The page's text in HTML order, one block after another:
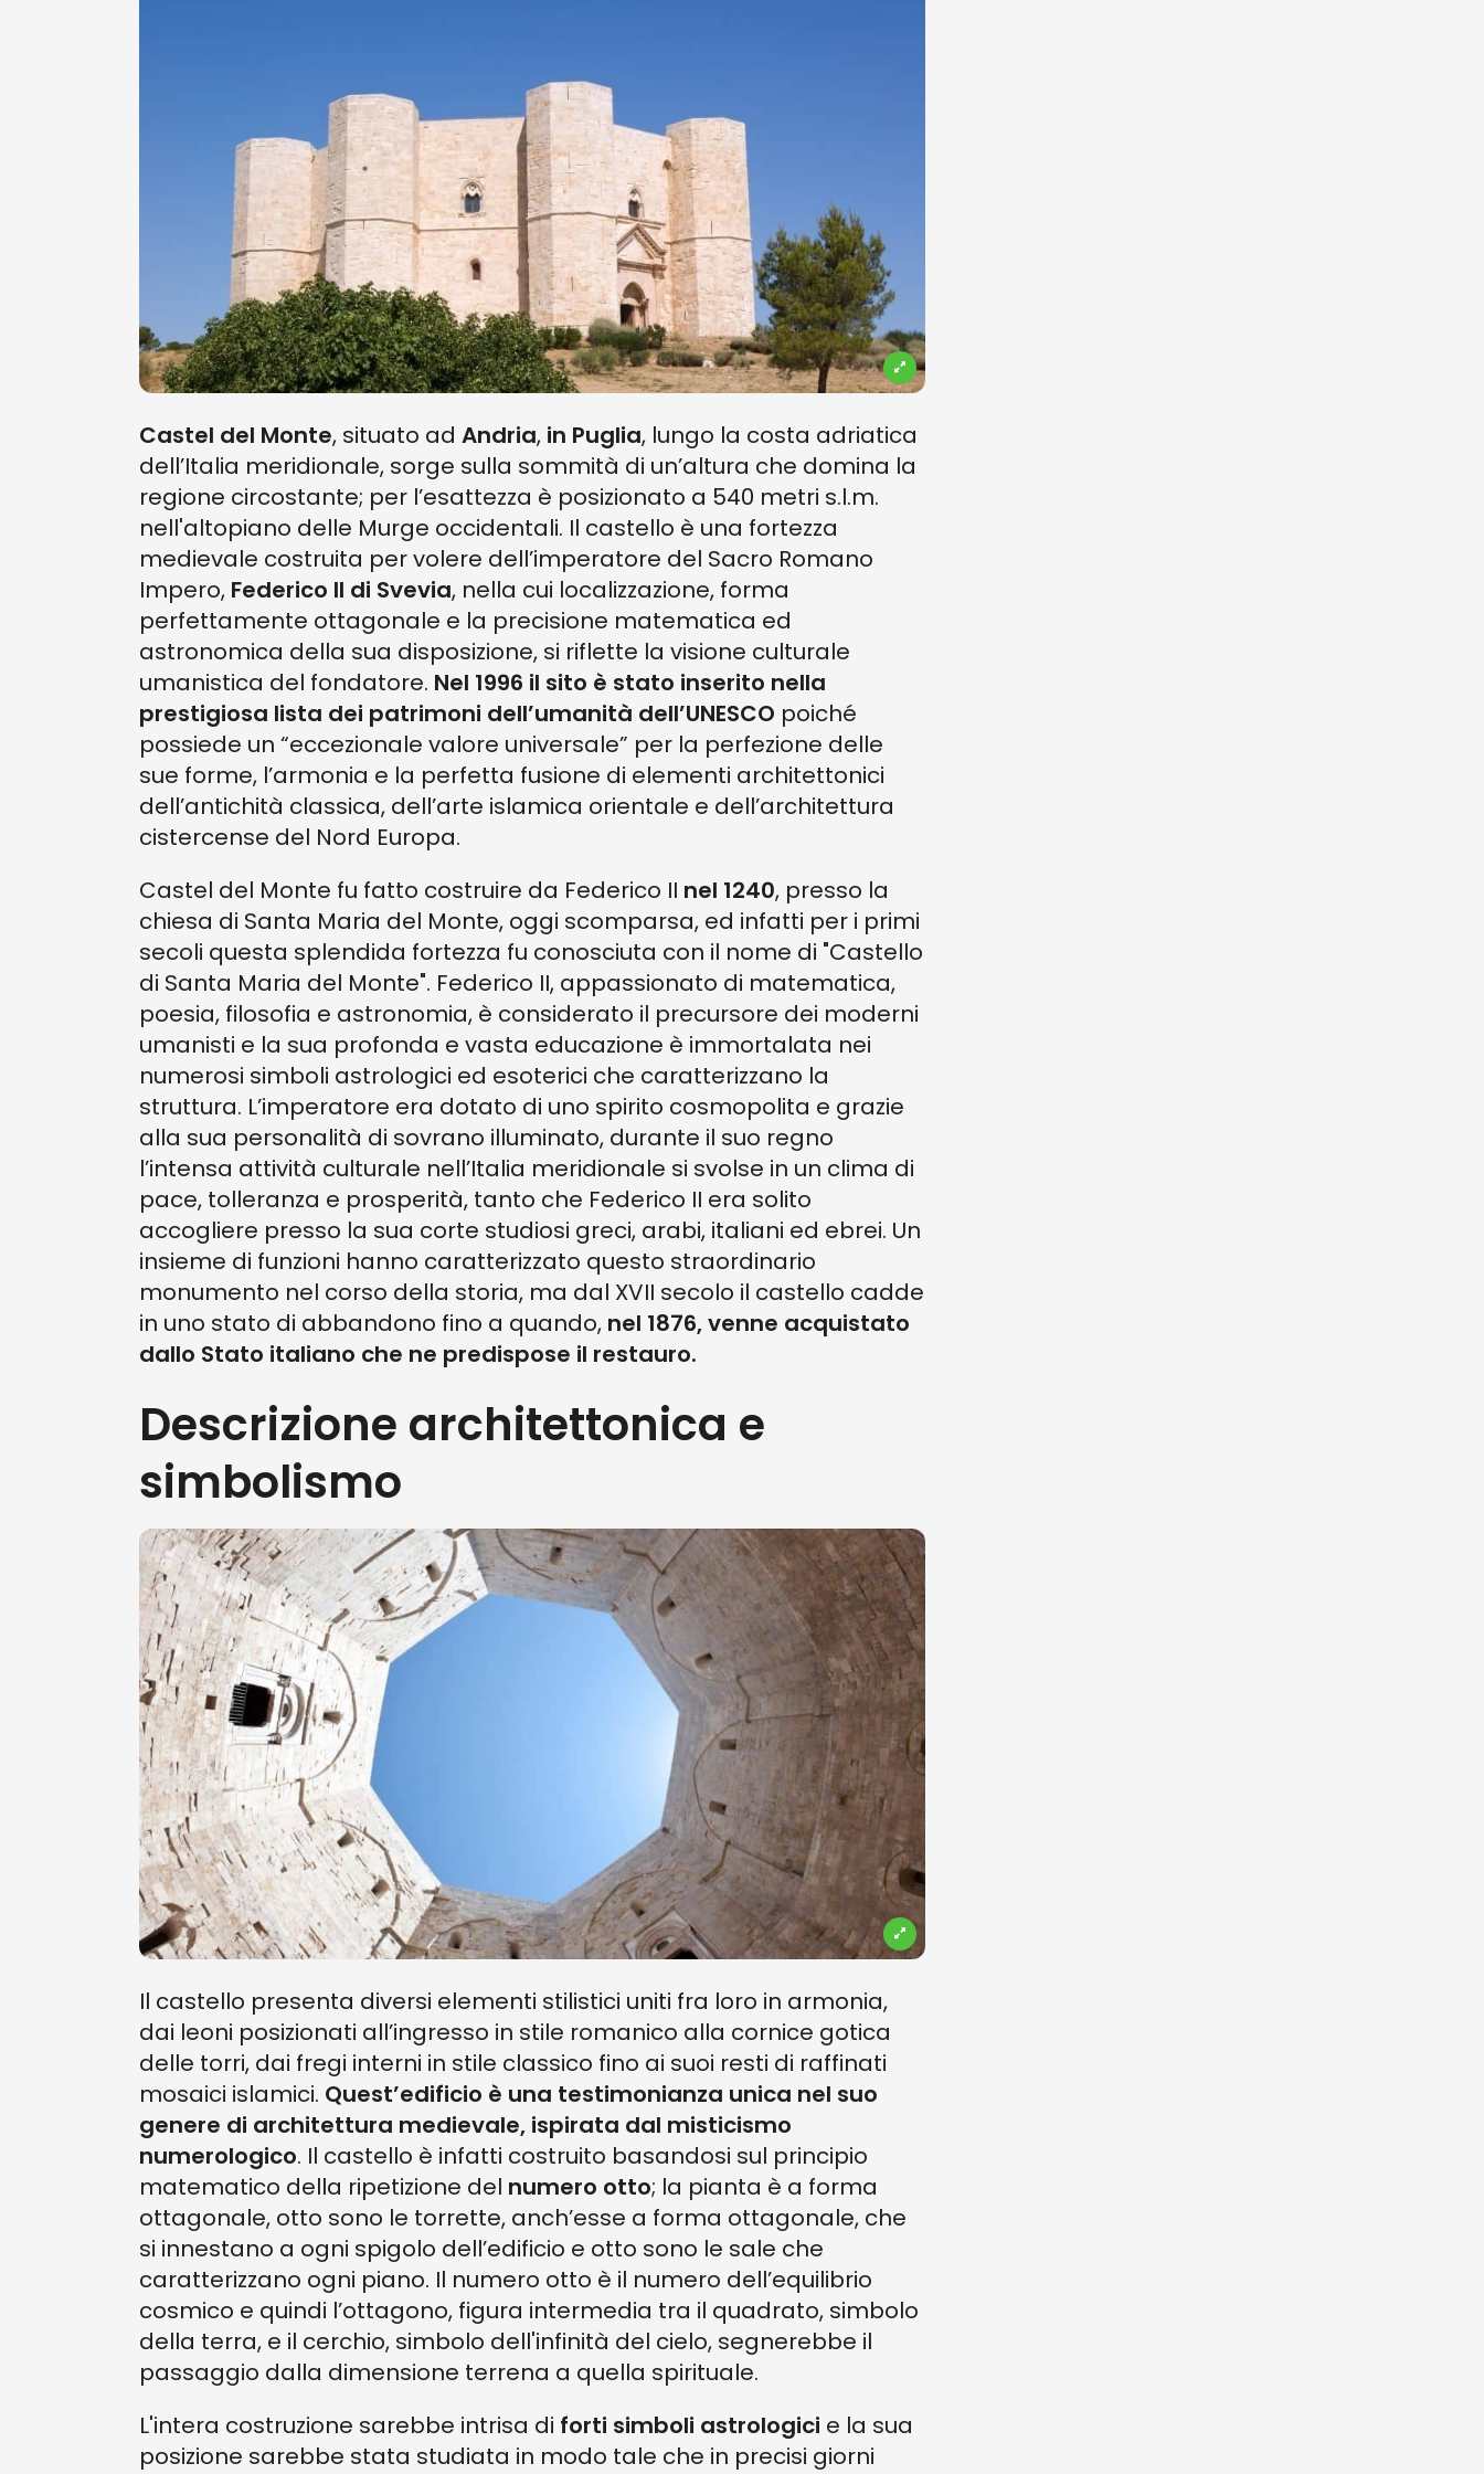
Castel del Monte, situato ad Andria, in Puglia, lungo la costa adriatica
dell’Italia meridionale, sorge sulla sommità di un’altura che domina la
regione circostante; per l’esattezza è posizionato a 540 metri s.l.m.
nell'altopiano delle Murge occidentali. Il castello è una fortezza
medievale costruita per volere dell’imperatore del Sacro Romano
Impero, Federico II di Svevia, nella cui localizzazione, forma
perfettamente ottagonale e la precisione matematica ed
astronomica della sua disposizione, si riflette la visione culturale
umanistica del fondatore. Nel 1996 il sito è stato inserito nella
prestigiosa lista dei patrimoni dell’umanità dell’UNESCO poiché
possiede un “eccezionale valore universale” per la perfezione delle
sue forme, l’armonia e la perfetta fusione di elementi architettonici
dell’antichità classica, dell’arte islamica orientale e dell’architettura
cistercense del Nord Europa.
Castel del Monte fu fatto costruire da Federico II nel 1240, presso la
chiesa di Santa Maria del Monte, oggi scomparsa, ed infatti per i primi
secoli questa splendida fortezza fu conosciuta con il nome di "Castello
di Santa Maria del Monte". Federico II, appassionato di matematica,
poesia, filosofia e astronomia, è considerato il precursore dei moderni
umanisti e la sua profonda e vasta educazione è immortalata nei
numerosi simboli astrologici ed esoterici che caratterizzano la
struttura. L’imperatore era dotato di uno spirito cosmopolita e grazie
alla sua personalità di sovrano illuminato, durante il suo regno
l’intensa attività culturale nell’Italia meridionale si svolse in un clima di
pace, tolleranza e prosperità, tanto che Federico II era solito
accogliere presso la sua corte studiosi greci, arabi, italiani ed ebrei. Un
insieme di funzioni hanno caratterizzato questo straordinario
monumento nel corso della storia, ma dal XVII secolo il castello cadde
in uno stato di abbandono fino a quando, nel 1876, venne acquistato
dallo Stato italiano che ne predispose il restauro.
Descrizione architettonica e
simbolismo
Il castello presenta diversi elementi stilistici uniti fra loro in armonia,
dai leoni posizionati all’ingresso in stile romanico alla cornice gotica
delle torri, dai fregi interni in stile classico fino ai suoi resti di raffinati
mosaici islamici. Quest’edificio è una testimonianza unica nel suo
genere di architettura medievale, ispirata dal misticismo
numerologico. Il castello è infatti costruito basandosi sul principio
matematico della ripetizione del numero otto; la pianta è a forma
ottagonale, otto sono le torrette, anch’esse a forma ottagonale, che
si innestano a ogni spigolo dell’edificio e otto sono le sale che
caratterizzano ogni piano. Il numero otto è il numero dell’equilibrio
cosmico e quindi l’ottagono, figura intermedia tra il quadrato, simbolo
della terra, e il cerchio, simbolo dell'infinità del cielo, segnerebbe il
passaggio dalla dimensione terrena a quella spirituale.
L'intera costruzione sarebbe intrisa di forti simboli astrologici e la sua
posizione sarebbe stata studiata in modo tale che in precisi giorni